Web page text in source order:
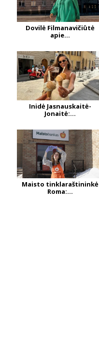
Dovilė Filmanavičiūtė
apie...
Inidė Jasnauskaitė-
Jonaitė:...
Maisto tinklaraštininkė
Roma:...